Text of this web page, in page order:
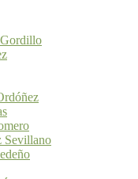
Sevillano